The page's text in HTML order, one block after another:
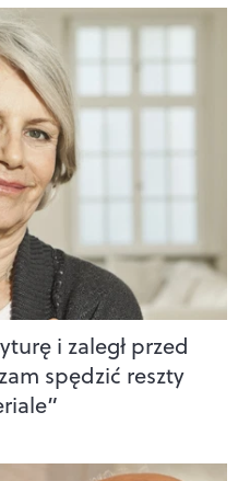
i zaległ przed
spędzić reszty